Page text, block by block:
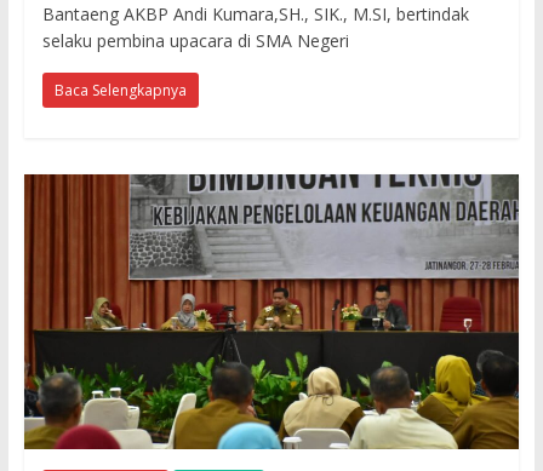
Bantaeng AKBP Andi Kumara,SH., SIK., M.SI, bertindak
selaku pembina upacara di SMA Negeri
Baca Selengkapnya